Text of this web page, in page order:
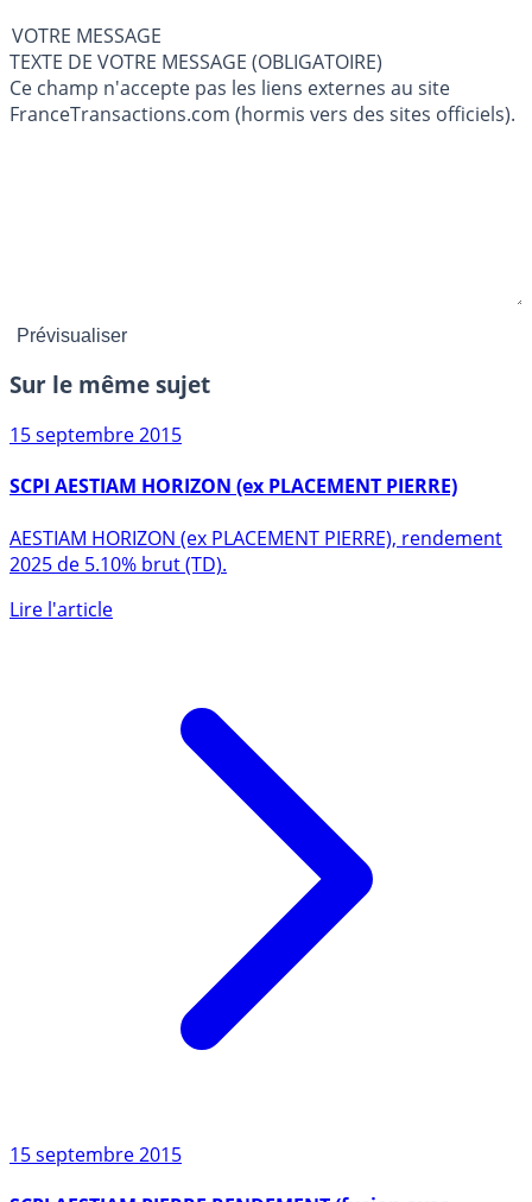
VOTRE MESSAGE
TEXTE DE VOTRE MESSAGE (OBLIGATOIRE)
Ce champ n'accepte pas les liens externes au site
FranceTransactions.com (hormis vers des sites officiels).
Sur le même sujet
15 septembre 2015
SCPI AESTIAM HORIZON (ex PLACEMENT PIERRE)
AESTIAM HORIZON (ex PLACEMENT PIERRE), rendement
2025 de 5.10% brut (TD).
Lire l'article
15 septembre 2015